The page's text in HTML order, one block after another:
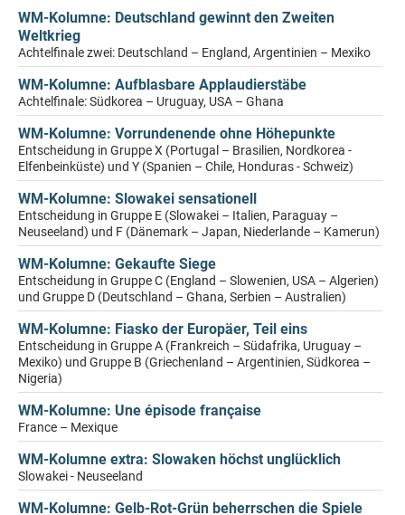
WM-Kolumne: Deutschland gewinnt den Zweiten
Weltkrieg
Achtelfinale zwei: Deutschland – England, Argentinien – Mexiko
WM-Kolumne: Aufblasbare Applaudierstäbe
Achtelfinale: Südkorea – Uruguay, USA – Ghana
WM-Kolumne: Vorrundenende ohne Höhepunkte
Entscheidung in Gruppe X (Portugal – Brasilien, Nordkorea -
Elfenbeinküste) und Y (Spanien – Chile, Honduras - Schweiz)
WM-Kolumne: Slowakei sensationell
Entscheidung in Gruppe E (Slowakei – Italien, Paraguay –
Neuseeland) und F (Dänemark – Japan, Niederlande – Kamerun)
WM-Kolumne: Gekaufte Siege
Entscheidung in Gruppe C (England – Slowenien, USA – Algerien)
und Gruppe D (Deutschland – Ghana, Serbien – Australien)
WM-Kolumne: Fiasko der Europäer, Teil eins
Entscheidung in Gruppe A (Frankreich – Südafrika, Uruguay –
Mexiko) und Gruppe B (Griechenland – Argentinien, Südkorea –
Nigeria)
WM-Kolumne: Une épisode française
France – Mexique
WM-Kolumne extra: Slowaken höchst unglücklich
Slowakei - Neuseeland
WM-Kolumne: Gelb-Rot-Grün beherrschen die Spiele